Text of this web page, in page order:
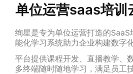
单位运营saas培训
绚星是专为单位运营打造的
能化学习系统助力企业构建数字
平台提供课程开发、直播教学、
多终端随时随地学习，满足员工